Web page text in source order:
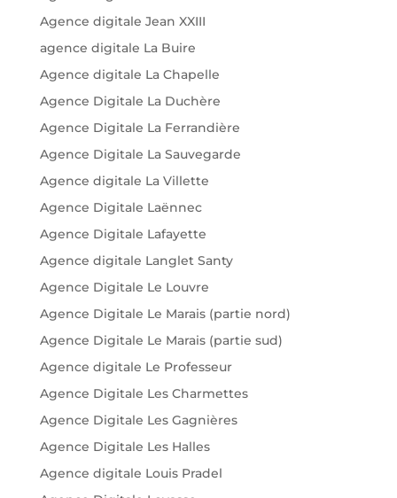
Agence digitale Jean XXIII
agence digitale La Buire
Agence digitale La Chapelle
Agence Digitale La Duchère
Agence Digitale La Ferrandière
Agence Digitale La Sauvegarde
Agence digitale La Villette
Agence Digitale Laënnec
Agence Digitale Lafayette
Agence digitale Langlet Santy
Agence Digitale Le Louvre
Agence Digitale Le Marais (partie nord)
Agence Digitale Le Marais (partie sud)
Agence digitale Le Professeur
Agence Digitale Les Charmettes
Agence Digitale Les Gagnières
Agence Digitale Les Halles
Agence digitale Louis Pradel